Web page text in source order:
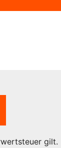
gilt.